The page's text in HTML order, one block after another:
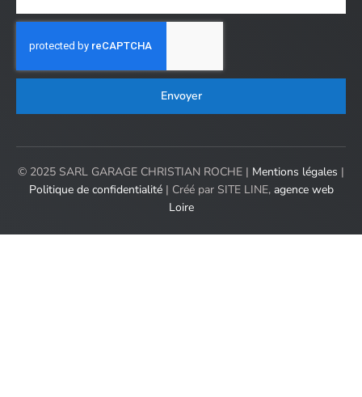
Envoyer
© 2025 SARL GARAGE CHRISTIAN ROCHE | Mentions légales |
Politique de confidentialité| Créé par SITE LINE, agence web
Loire